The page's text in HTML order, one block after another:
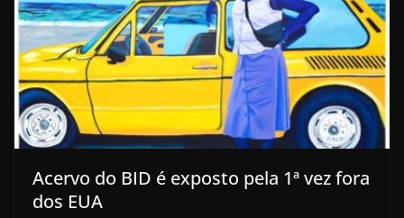
Acervo do BID é exposto pela 1ª vez fora
dos EUA